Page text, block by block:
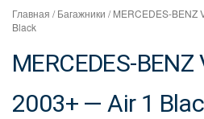
Главная /Багажники / MERCEDES-BENZ
Black
MERCEDES-
2003+ — Air 1